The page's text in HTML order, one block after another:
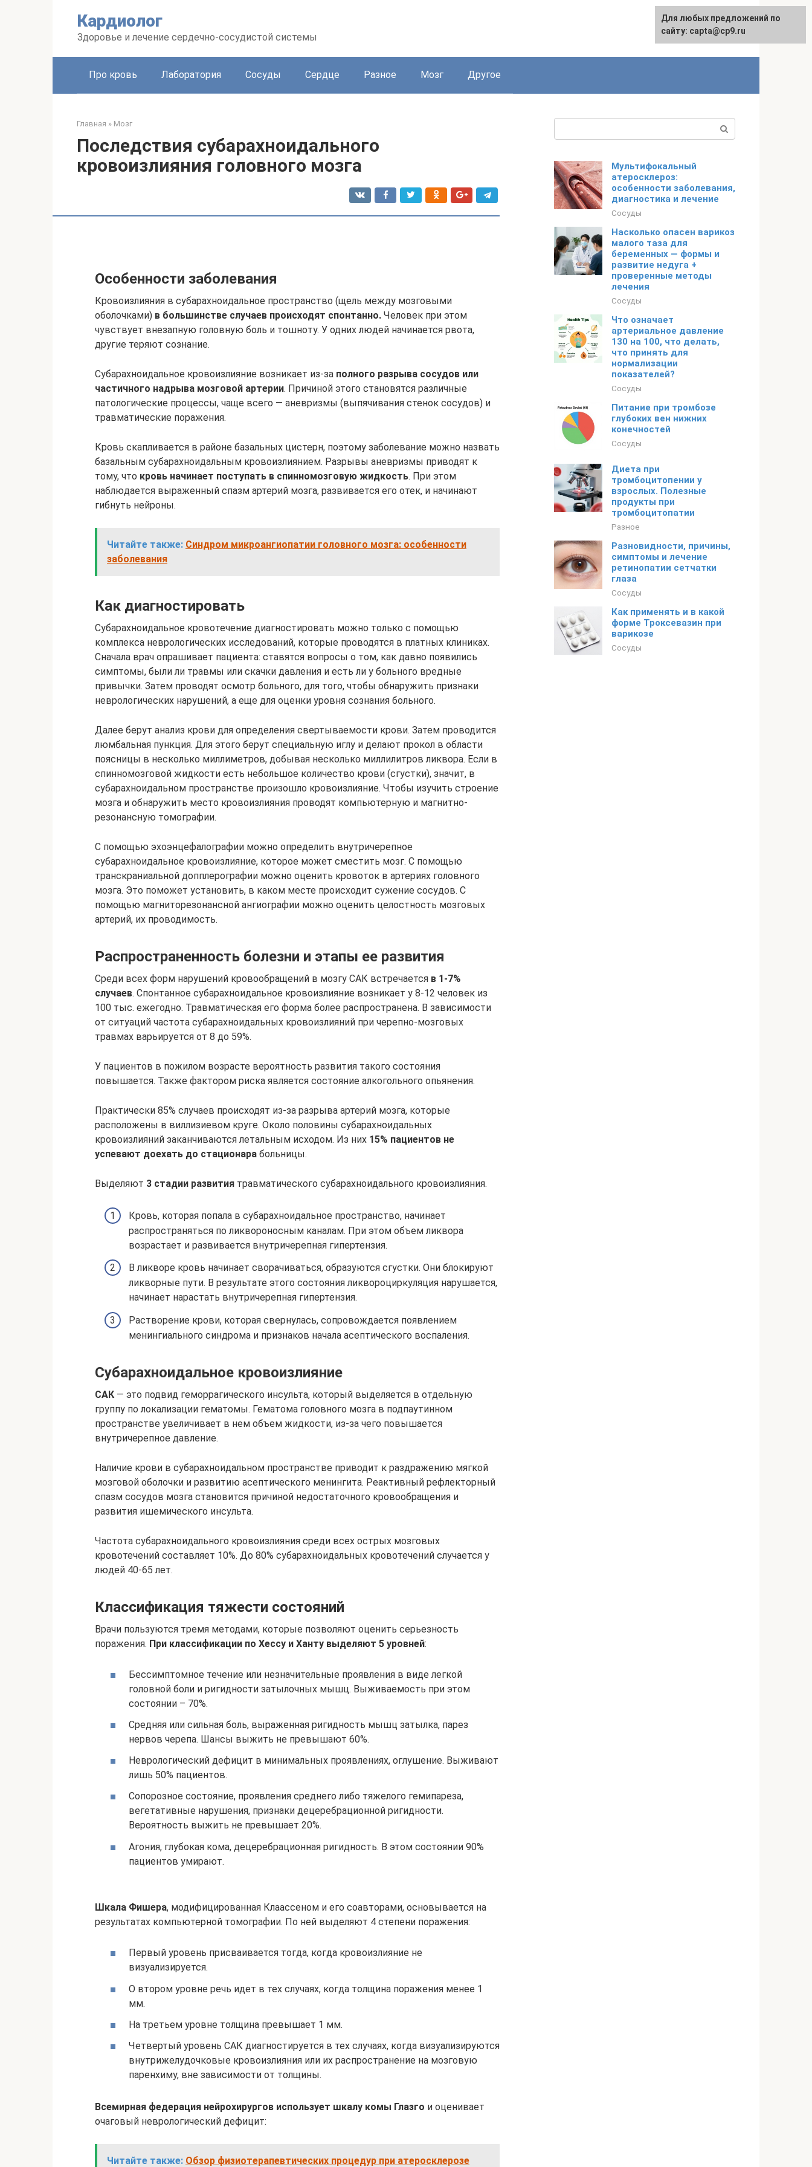
Кардиолог
Здоровье и лечение сердечно-сосудистой системы
Про кровь Лаборатория Сосуды Сердце Разное Мозг Другое
Главная » Мозг
Последствия субарахноидального
кровоизлияния головного мозга
Особенности заболевания
Кровоизлияния в субарахноидальное пространство (щель между мозговыми
оболочками) в большинстве случаев происходят спонтанно. Человек при этом
чувствует внезапную головную боль и тошноту. У одних людей начинается рвота,
другие теряют сознание.
Субарахноидальное кровоизлияние возникает из-за полного разрыва сосудов или
частичного надрыва мозговой артерии. Причиной этого становятся различные
патологические процессы, чаще всего — аневризмы (выпячивания стенок сосудов) и
травматические поражения.
Кровь скапливается в районе базальных цистерн, поэтому заболевание можно назвать
базальным субарахноидальным кровоизлиянием. Разрывы аневризмы приводят к
тому, что кровь начинает поступать в спинномозговую жидкость. При этом
наблюдается выраженный спазм артерий мозга, развивается его отек, и начинают
гибнуть нейроны.
Читайте также: Синдром микроангиопатии головного мозга: особенности
заболевания
Как диагностировать
Субарахноидальное кровотечение диагностировать можно только с помощью
комплекса неврологических исследований, которые проводятся в платных клиниках.
Сначала врач опрашивает пациента: ставятся вопросы о том, как давно появились
симптомы, были ли травмы или скачки давления и есть ли у больного вредные
привычки. Затем проводят осмотр больного, для того, чтобы обнаружить признаки
неврологических нарушений, а еще для оценки уровня сознания больного.
Далее берут анализ крови для определения свертываемости крови. Затем проводится
люмбальная пункция. Для этого берут специальную иглу и делают прокол в области
поясницы в несколько миллиметров, добывая несколько миллилитров ликвора. Если в
спинномозговой жидкости есть небольшое количество крови (сгустки), значит, в
субарахноидальном пространстве произошло кровоизлияние. Чтобы изучить строение
мозга и обнаружить место кровоизлияния проводят компьютерную и магнитно-
резонансную томографии.
С помощью эхоэнцефалографии можно определить внутричерепное
субарахноидальное кровоизлияние, которое может сместить мозг. С помощью
транскраниальной допплерографии можно оценить кровоток в артериях головного
мозга. Это поможет установить, в каком месте происходит сужение сосудов. С
помощью магниторезонансной ангиографии можно оценить целостность мозговых
артерий, их проводимость.
Распространенность болезни и этапы ее развития
Среди всех форм нарушений кровообращений в мозгу САК встречается в 1-7%
случаев. Спонтанное субарахноидальное кровоизлияние возникает у 8-12 человек из
100 тыс. ежегодно. Травматическая его форма более распространена. В зависимости
от ситуаций частота субарахноидальных кровоизлияний при черепно-мозговых
травмах варьируется от 8 до 59%.
У пациентов в пожилом возрасте вероятность развития такого состояния
повышается. Также фактором риска является состояние алкогольного опьянения.
Практически 85% случаев происходят из-за разрыва артерий мозга, которые
расположены в виллизиевом круге. Около половины субарахноидальных
кровоизлияний заканчиваются летальным исходом. Из них 15% пациентов не
успевают доехать до стационара больницы.
Выделяют 3 стадии развития травматического субарахноидального кровоизлияния.
Кровь, которая попала в субарахноидальное пространство, начинает
распространяться по ликвороносным каналам. При этом объем ликвора
возрастает и развивается внутричерепная гипертензия.
В ликворе кровь начинает сворачиваться, образуются сгустки. Они блокируют
ликворные пути. В результате этого состояния ликвороциркуляция нарушается,
начинает нарастать внутричерепная гипертензия.
Растворение крови, которая свернулась, сопровождается появлением
менингиального синдрома и признаков начала асептического воспаления.
Субарахноидальное кровоизлияние
САК — это подвид геморрагического инсульта, который выделяется в отдельную
группу по локализации гематомы. Гематома головного мозга в подпаутинном
пространстве увеличивает в нем объем жидкости, из-за чего повышается
внутричерепное давление.
Наличие крови в субарахноидальном пространстве приводит к раздражению мягкой
мозговой оболочки и развитию асептического менингита. Реактивный рефлекторный
спазм сосудов мозга становится причиной недостаточного кровообращения и
развития ишемического инсульта.
Частота субарахноидального кровоизлияния среди всех острых мозговых
кровотечений составляет 10%. До 80% субарахноидальных кровотечений случается у
людей 40-65 лет.
Классификация тяжести состояний
Врачи пользуются тремя методами, которые позволяют оценить серьезность
поражения. При классификации по Хессу и Ханту выделяют 5 уровней:
Бессимптомное течение или незначительные проявления в виде легкой
головной боли и ригидности затылочных мышц. Выживаемость при этом
состоянии – 70%.
Средняя или сильная боль, выраженная ригидность мышц затылка, парез
нервов черепа. Шансы выжить не превышают 60%.
Неврологический дефицит в минимальных проявлениях, оглушение. Выживают
лишь 50% пациентов.
Сопорозное состояние, проявления среднего либо тяжелого гемипареза,
вегетативные нарушения, признаки децеребрационной ригидности.
Вероятность выжить не превышает 20%.
Агония, глубокая кома, децеребрационная ригидность. В этом состоянии 90%
пациентов умирают.
Шкала Фишера, модифицированная Клаассеном и его соавторами, основывается на
результатах компьютерной томографии. По ней выделяют 4 степени поражения:
Первый уровень присваивается тогда, когда кровоизлияние не
визуализируется.
О втором уровне речь идет в тех случаях, когда толщина поражения менее 1
мм.
На третьем уровне толщина превышает 1 мм.
Четвертый уровень САК диагностируется в тех случаях, когда визуализируются
внутрижелудочковые кровоизлияния или их распространение на мозговую
паренхиму, вне зависимости от толщины.
Всемирная федерация нейрохирургов использует шкалу комы Глазго и оценивает
очаговый неврологический дефицит:
Читайте также: Обзор физиотерапевтических процедур при атеросклерозе
Мультифокальный
атеросклероз:
особенности заболевания,
диагностика и лечение
Сосуды
Насколько опасен варикоз
малого таза для
беременных — формы и
развитие недуга +
проверенные методы
лечения
Сосуды
Что означает
артериальное давление
130 на 100, что делать,
что принять для
нормализации
показателей?
Сосуды
Питание при тромбозе
глубоких вен нижних
конечностей
Сосуды
Диета при
тромбоцитопении у
взрослых. Полезные
продукты при
тромбоцитопатии
Разное
Разновидности, причины,
симптомы и лечение
ретинопатии сетчатки
глаза
Сосуды
Как применять и в какой
форме Троксевазин при
варикозе
Сосуды
Для любых предложений по
сайту: capta@cp9.ru